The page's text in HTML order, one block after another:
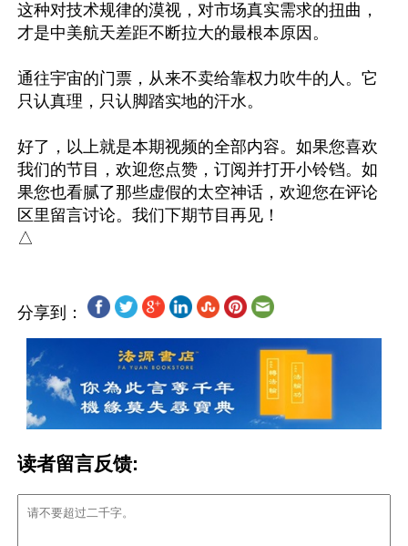
这种对技术规律的漠视，对市场真实需求的扭曲，
才是中美航天差距不断拉大的最根本原因。
通往宇宙的门票，从来不卖给靠权力吹牛的人。它
只认真理，只认脚踏实地的汗水。
好了，以上就是本期视频的全部内容。如果您喜欢
我们的节目，欢迎您点赞，订阅并打开小铃铛。如
果您也看腻了那些虚假的太空神话，欢迎您在评论
区里留言讨论。我们下期节目再见！
分享到：
读者留言反馈: